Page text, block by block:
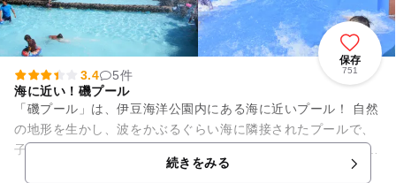
保存
751
3.4
5件
海に近い！磯プール
「磯プール」は、伊豆海洋公園内にある海に近いプール！ 自然
の地形を生かし、波をかぶるぐらい海に隣接されたプールで、
子どもから大人まで楽しむことができます。 目の前に海が広が
続きをみる